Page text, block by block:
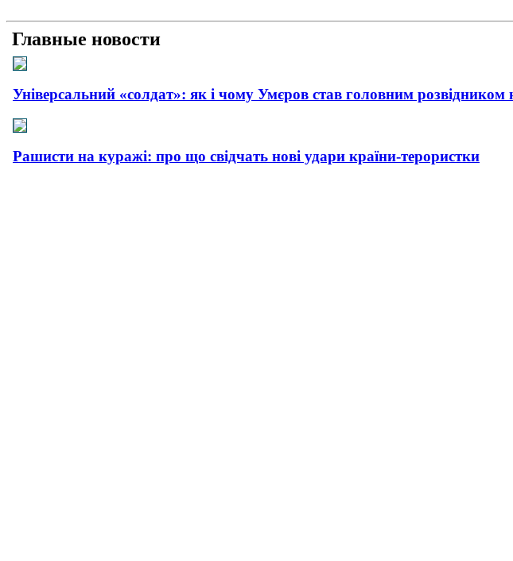
Главные новости
Універсальний «солдат»: як і чому Умєров став головним розвідником
Рашисти на куражі: про що свідчать нові удари країни-терористки